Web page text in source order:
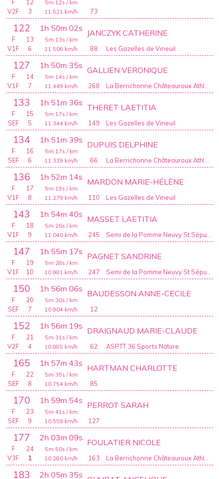
73
5m 12s / km
11.521 km/h
F
12
V2F
3
122 1h 50m 02s
88
JANCZYK CATHERINE
5m 13s / km
11.506 km/h
F
13
V1F
6 Les Gazelles de Vineuil
127 1h 50m 35s
268
GALLIEN VERONIQUE
5m 14s / km
11.449 km/h
F
14
V1F
7
133 1h 51m 36s
149
THERET LAETITIA
5m 17s / km
11.344 km/h
F
15
SEF
5 Les Gazelles de Vineuil
134 1h 51m 39s
66
DUPUIS DELPHINE
5m 17s / km
11.339 km/h
F
16
SEF
6
136 1h 52m 14s
110
MARDON MARIE-HÉLÈNE
5m 19s / km
11.279 km/h
F
17
V1F
8 Les Gazelles de Vineuil
143 1h 54m 40s
245
MASSET LAETITIA
5m 26s / km
11.040 km/h
F
18
V1F
9
147 1h 55m 17s
247
PAGNET SANDRINE
5m 28s / km
10.981 km/h
F
19
V1F
10
150 1h 56m 06s
12
BAUDESSON ANNE-CECILE
5m 30s / km
10.904 km/h
F
20
SEF
7
152 1h 56m 19s
62
DRAIGNAUD MARIE-CLAUDE
5m 31s / km
10.885 km/h
F
21
V2F
4 ASPTT 36 Sports Nature
165 1h 57m 43s
85
HARTMAN CHARLOTTE
5m 35s / km
10.754 km/h
F
22
SEF
8
170 1h 59m 54s
127
PERROT SARAH
5m 41s / km
10.559 km/h
F
23
SEF
9
177 2h 03m 09s
163
FOULATIER NICOLE
5m 50s / km
10.280 km/h
F
24
V3F
1
183 2h 05m 35s